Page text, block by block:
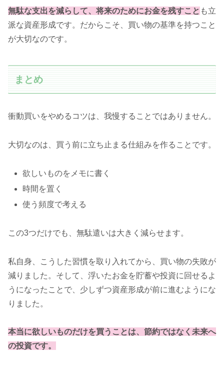
無駄な支出を減らして、将来のためにお金を残すこと も立
派な資産形成です。だからこそ、買い物の基準を持つこと
が大切なのです。
まとめ
衝動買いをやめるコツは、我慢することではありません。
大切なのは、買う前に立ち止まる仕組みを作ることです。
欲しいものをメモに書く
時間を置く
使う頻度で考える
この3つだけでも、無駄遣いは大きく減らせます。
私自身、こうした習慣を取り入れてから、買い物の失敗が
減りました。そして、浮いたお金を貯蓄や投資に回せるよ
うになったことで、少しずつ資産形成が前に進むようにな
りました。
本当に欲しいものだけを買うことは、節約ではなく未来へ
の投資です。